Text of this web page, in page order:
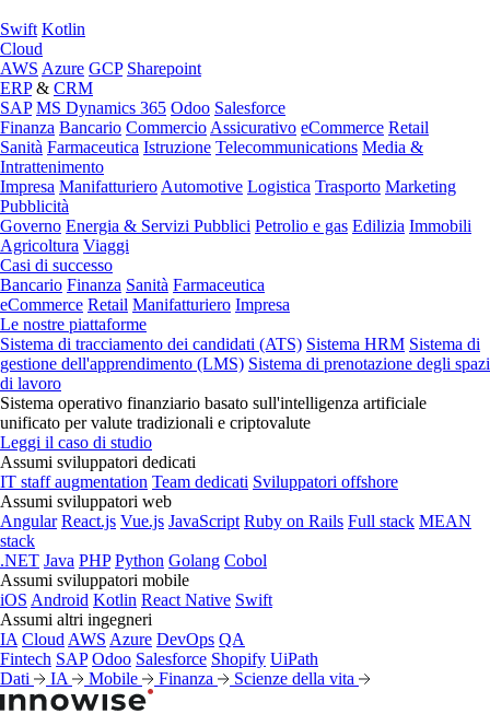
Swift Kotlin
Cloud
AWS Azure GCP Sharepoint
ERP& CRM
SAP MS Dynamics 365 Odoo Salesforce
Finanza Bancario Commercio Assicurativo eCommerce Retail
Sanità Farmaceutica Istruzione Telecommunications Media &
Intrattenimento
Impresa Manifatturiero Automotive Logistica Trasporto Marketing
Pubblicità
Governo Energia & Servizi Pubblici Petrolio e gas Edilizia Immobili
Agricoltura Viaggi
Casi di successo
Bancario Finanza Sanità Farmaceutica
eCommerce Retail Manifatturiero Impresa
Le nostre piattaforme
Sistema di tracciamento dei candidati (ATS) Sistema HRM Sistema di
gestione dell'apprendimento (LMS) Sistema di prenotazione degli spazi
di lavoro
Sistema operativo finanziario basato sull'intelligenza artificiale
unificato per valute tradizionali e criptovalute
Leggi il caso di studio
Assumi sviluppatori dedicati
IT staff augmentation Team dedicati Sviluppatori offshore
Assumi sviluppatori web
Angular React.js Vue.js JavaScript Ruby on Rails Full stack MEAN
stack
.NET Java PHP Python Golang Cobol
Assumi sviluppatori mobile
iOS Android Kotlin React Native Swift
Assumi altri ingegneri
IA Cloud AWS Azure DevOps QA
Fintech SAP Odoo Salesforce Shopify UiPath
Dati
IA Mobile Finanza Scienze della vita